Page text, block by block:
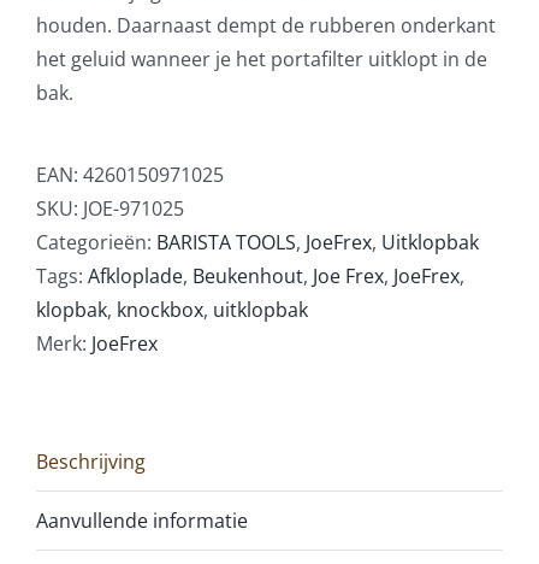
houden. Daarnaast dempt de rubberen onderkant
het geluid wanneer je het portafilter uitklopt in de
bak.
EAN: 4260150971025
SKU: JOE-971025
Categorieën: BARISTA TOOLS, JoeFrex, Uitklopbak
Tags: Afkloplade, Beukenhout, Joe Frex, JoeFrex,
klopbak, knockbox, uitklopbak
Merk: JoeFrex
Beschrijving
Aanvullende informatie